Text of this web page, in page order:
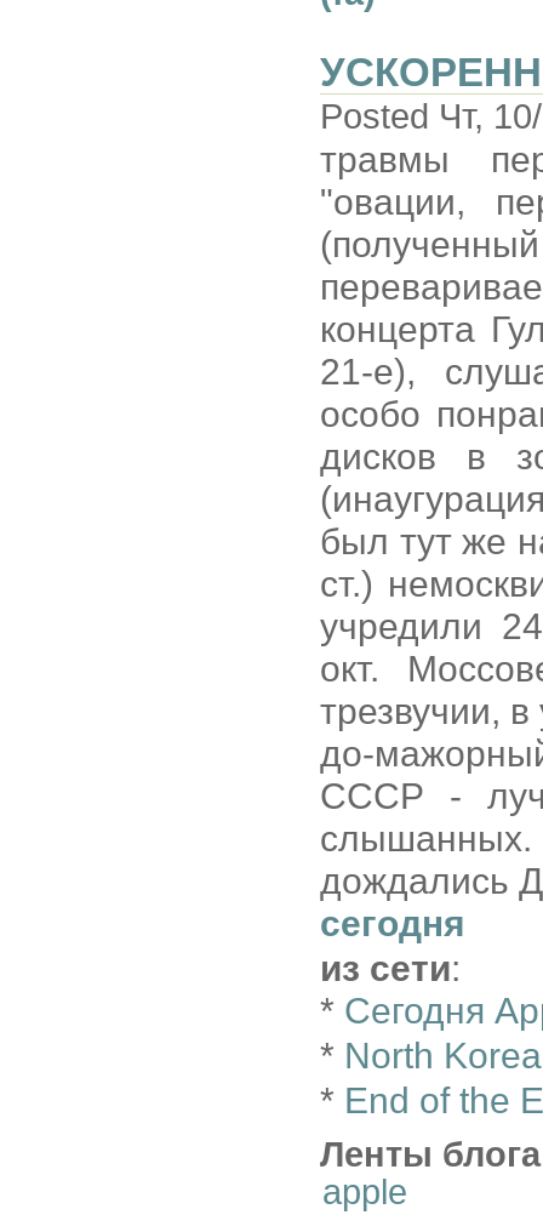
Posted Чт,
травмы
"овации,
концерта
21-е),
особо
дисков в
был тут же
ст.)
учредили
окт.
трезвучии,
до-
СССР -
дождались
сегодня
из сети:
* Сегодня
* North
* End of the
Ленты
apple